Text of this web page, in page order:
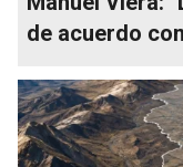
de acuerdo